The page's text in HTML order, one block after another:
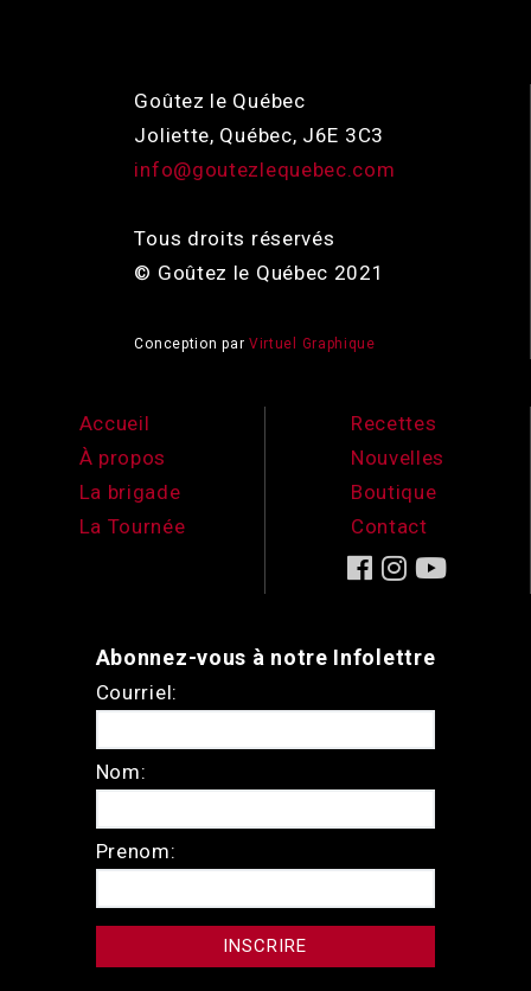
Goûtez le Québec
Joliette, Québec, J6E 3C3
info@goutezlequebec.com
Tous droits réservés
© Goûtez le Québec 2021
Conception par Virtuel Graphique
Accueil
À propos
La brigade
La Tournée
Recettes
Nouvelles
Boutique
Contact
Abonnez-vous à notre Infolettre
Courriel:
Nom:
Prenom: